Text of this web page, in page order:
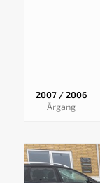
2007 / 2006
Årgang